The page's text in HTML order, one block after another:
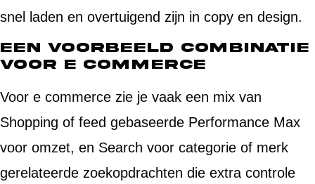
snel laden en overtuigend zijn in copy en design.
Een voorbeeld combinatie
voor e commerce
Voor e commerce zie je vaak een mix van
Shopping of feed gebaseerde Performance Max
voor omzet, en Search voor categorie of merk
gerelateerde zoekopdrachten die extra controle